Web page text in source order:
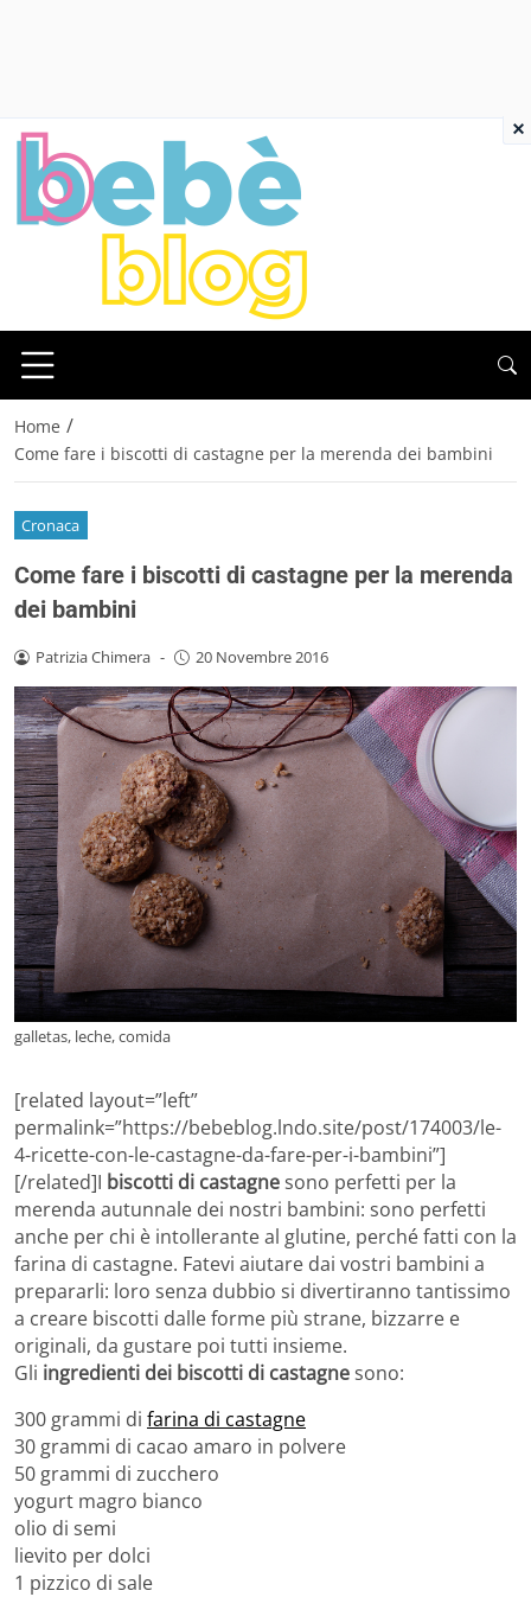
Home /
Come fare i biscotti di castagne per la merenda dei bambini
Cronaca
Come fare i biscotti di castagne per la merenda
dei bambini
Patrizia Chimera - 20 Novembre 2016
galletas, leche, comida
[related layout=”left”
permalink=”https://bebeblog.lndo.site/post/174003/le-
4-ricette-con-le-castagne-da-fare-per-i-bambini”]
[/related]I biscotti di castagnesono perfetti per la
merenda autunnale dei nostri bambini: sono perfetti
anche per chi è intollerante al glutine, perché fatti con la
farina di castagne. Fatevi aiutare dai vostri bambini a
prepararli: loro senza dubbio si divertiranno tantissimo
a creare biscotti dalle forme più strane, bizzarre e
originali, da gustare poi tutti insieme.
Gli ingredienti dei biscotti di castagnesono:
300 grammi di farina di castagne
30 grammi di cacao amaro in polvere
50 grammi di zucchero
yogurt magro bianco
olio di semi
lievito per dolci
1 pizzico di sale
×